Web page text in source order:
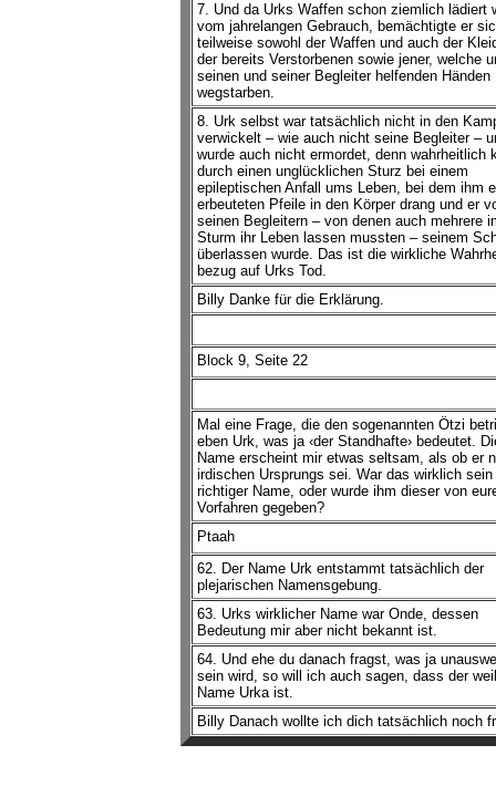
7. Und da Urks Waffen schon ziemlich lädiert
vom jahrelangen Gebrauch, bemächtigte er
teilweise sowohl der Waffen und auch der
der bereits Verstorbenen sowie jener, welche
seinen und seiner Begleiter helfenden Händen
wegstarben.
8. Urk selbst war tatsächlich nicht in den
verwickelt – wie auch nicht seine Begleiter –
wurde auch nicht ermordet, denn wahrheitlich
durch einen unglücklichen Sturz bei einem
epileptischen Anfall ums Leben, bei dem ihm
erbeuteten Pfeile in den Körper drang und er
seinen Begleitern – von denen auch mehrere
Sturm ihr Leben lassen mussten – seinem
überlassen wurde. Das ist die wirkliche
bezug auf Urks Tod.
Billy Danke für die Erklärung.
Block 9, Seite 22
Mal eine Frage, die den sogenannten Ötzi
eben Urk, was ja ‹der Standhafte› bedeutet.
Name erscheint mir etwas seltsam, als ob er
irdischen Ursprungs sei. War das wirklich sein
richtiger Name, oder wurde ihm dieser von
Vorfahren gegeben?
Ptaah
62. Der Name Urk entstammt tatsächlich der
plejarischen Namensgebung.
63. Urks wirklicher Name war Onde, dessen
Bedeutung mir aber nicht bekannt ist.
64. Und ehe du danach fragst, was ja
sein wird, so will ich auch sagen, dass der
Name Urka ist.
Billy Danach wollte ich dich tatsächlich noch